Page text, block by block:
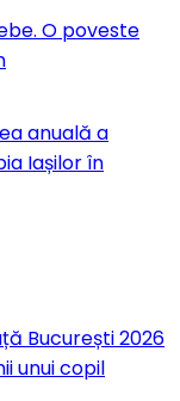
O poveste
anuală a
Iașilor în
București 2026
unui copil